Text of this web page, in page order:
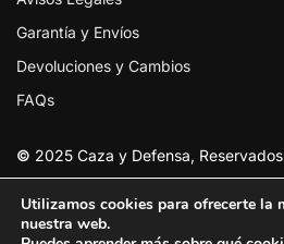
Garantía y Envíos
Devoluciones y Cambios
FAQs
© 2025 Caza y Defensa,
Utilizamos cookies para ofrecerte la
nuestra web.